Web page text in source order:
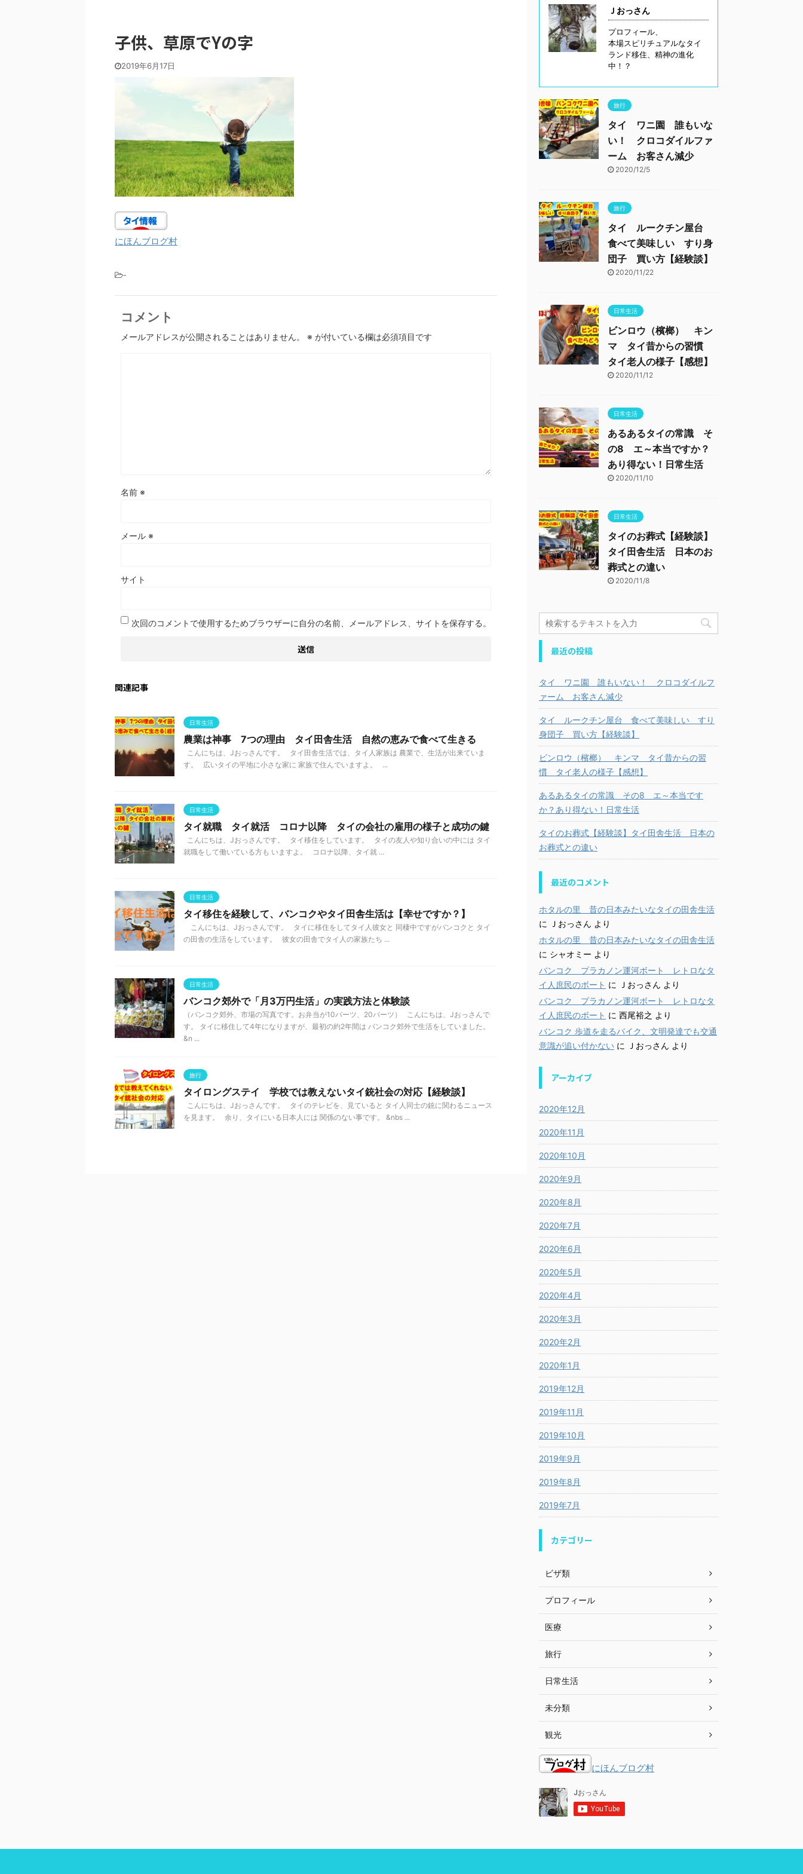
子供、草原でYの字
2019年6月17日
にほんブログ村
-
コメント
メールアドレスが公開されることはありません。 ※ が付いている欄は必須項目です
名前 ※
メール ※
サイト
次回のコメントで使用するためブラウザーに自分の名前、メールアドレス、サイトを保存する。
関連記事
日常生活
農業は神事 7つの理由 タイ田舎生活 自然の恵みで食べて生きる
こんにちは、Jおっさんです。 タイ田舎生活では、タイ人家族は 農業で、生活が出来ていま
す。 広いタイの平地に小さな家に 家族で住んでいますよ。 ...
日常生活
タイ就職 タイ就活 コロナ以降 タイの会社の雇用の様子と成功の鍵
こんにちは、Jおっさんです。 タイ移住をしています。 タイの友人や知り合いの中には タイ
就職をして働いている方も いますよ。 コロナ以降、タイ就 ...
日常生活
タイ移住を経験して、バンコクやタイ田舎生活は【幸せですか？】
こんにちは、Jおっさんです。 タイに移住をしてタイ人彼女と 同棲中ですがバンコクと タイ
の田舎の生活をしています。 彼女の田舎でタイ人の家族たち ...
日常生活
バンコク郊外で「月3万円生活」の実践方法と体験談
（バンコク郊外、市場の写真です。お弁当が10バーツ、20バーツ） こんにちは、Jおっさんで
す。 タイに移住して4年になりますが、最初の約2年間は バンコク郊外で生活をしていました。
&n ...
旅行
タイロングステイ 学校では教えないタイ銃社会の対応【経験談】
こんにちは、Jおっさんです。 タイのテレビを、見ていると タイ人同士の銃に関わるニュース
を見ます。 余り、タイにいる日本人には 関係のない事です。 &nbs ...
Ｊおっさん
プロフィール、
本場スピリチュアルなタイ
ランド移住、精神の進化
中！？
旅行
タイ ワニ園 誰もいな
い！ クロコダイルファ
ーム お客さん減少
2020/12/5
旅行
タイ ルークチン屋台
食べて美味しい すり身
団子 買い方【経験談】
2020/11/22
日常生活
ビンロウ（檳榔） キン
マ タイ昔からの習慣
タイ老人の様子【感想】
2020/11/12
日常生活
あるあるタイの常識 そ
の8 エ～本当ですか？
あり得ない！日常生活
2020/11/10
日常生活
タイのお葬式【経験談】
タイ田舎生活 日本のお
葬式との違い
2020/11/8
最近の投稿
タイ ワニ園 誰もいない！ クロコダイルフ
ァーム お客さん減少
タイ ルークチン屋台 食べて美味しい すり
身団子 買い方【経験談】
ビンロウ（檳榔） キンマ タイ昔からの習
慣 タイ老人の様子【感想】
あるあるタイの常識 その8 エ～本当です
か？あり得ない！日常生活
タイのお葬式【経験談】タイ田舎生活 日本の
お葬式との違い
最近のコメント
ホタルの里 昔の日本みたいなタイの田舎生活
に
Ｊおっさん より
ホタルの里 昔の日本みたいなタイの田舎生活
に シャオミー より
バンコク プラカノン運河ボート レトロなタ
イ人庶民のボート に Ｊおっさん より
バンコク プラカノン運河ボート レトロなタ
イ人庶民のボート に 西尾裕之 より
バンコク 歩道を走るバイク、文明発達でも交通
意識が追い付かない に Ｊおっさん より
アーカイブ
2020年12月
2020年11月
2020年10月
2020年9月
2020年8月
2020年7月
2020年6月
2020年5月
2020年4月
2020年3月
2020年2月
2020年1月
2019年12月
2019年11月
2019年10月
2019年9月
2019年8月
2019年7月
カテゴリー
ビザ類
プロフィール
医療
旅行
日常生活
未分類
観光
にほんブログ村